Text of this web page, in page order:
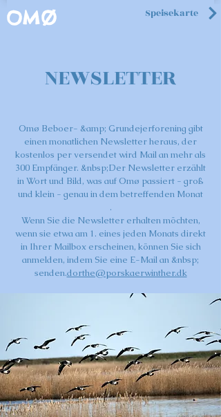
Speisekarte
OMØ
NEWSLETTER
Omø Beboer- &amp; Grundejerforening gibt
einen monatlichen Newsletter heraus, der
kostenlos per versendet wird Mail an mehr als
300 Empfänger. &nbsp;Der Newsletter erzählt
in Wort und Bild, was auf Omø passiert - groß
und klein - genau in dem betreffenden Monat
.
Wenn Sie die Newsletter erhalten möchten,
wenn sie etwa am 1. eines jeden Monats direkt
in Ihrer Mailbox erscheinen, können Sie sich
anmelden, indem Sie eine E-Mail an &nbsp;
senden.dorthe@porskaerwinther.dk